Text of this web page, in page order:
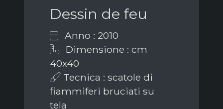
Dessin de feu
Anno : 2010
Dimensione : cm
40x40
Tecnica : scatole di
fiammiferi bruciati su
tela